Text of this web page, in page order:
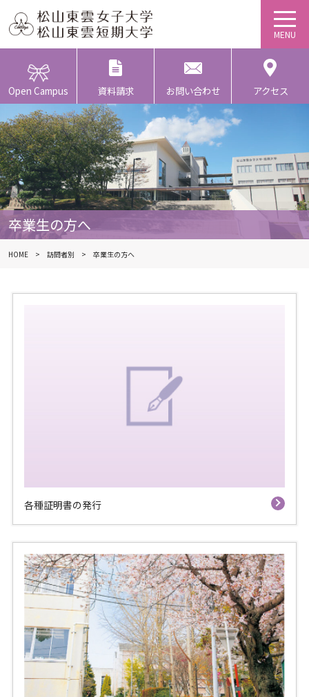
Open Campus 資料請求 お問い合わせ アクセス
卒業生の方へ
HOME 訪問者別 卒業生の方へ
各種証明書の発行